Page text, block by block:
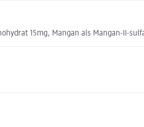
15mg, Mangan als Mangan-II-